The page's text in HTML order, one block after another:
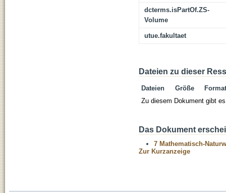
dcterms.isPartOf.ZS-
Volume
utue.fakultaet
Dateien zu dieser
Dateien Größe
Format
Zu diesem Dokument gibt
Das Dokument
7 Mathematisch-
Zur Kurzanzeige